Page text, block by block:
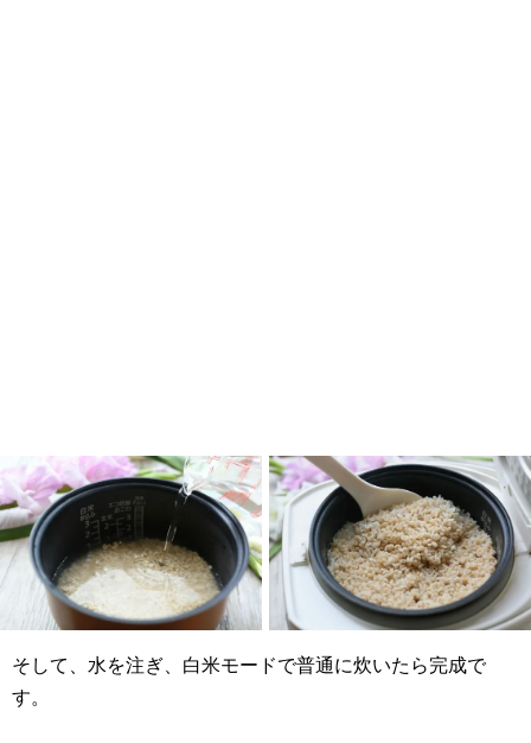
そして、水を注ぎ、白米モードで普通に炊いたら完成で
す。